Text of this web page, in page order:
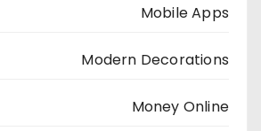
Mobile Apps
Modern Decorations
Money Online